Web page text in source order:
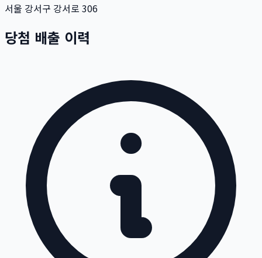
서울 강서구 강서로 306
당첨 배출 이력